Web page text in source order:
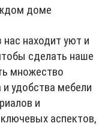
доме
находит уют и
сделать наше
множество
удобства мебели
и
аспектов,